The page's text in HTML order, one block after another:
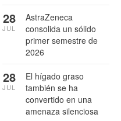
AstraZeneca
consolida un sólido
primer semestre de
2026
28
JUL
El hígado graso
también se ha
convertido en una
amenaza silenciosa
28
JUL